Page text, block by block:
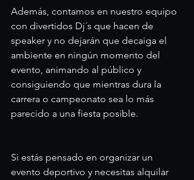
Además, contamos en nuestro equipo
con divertidos Dj´s que hacen de
speaker y no dejarán que decaiga el
ambiente en ningún momento del
evento, animando al público y
consiguiendo que mientras dura la
carrera o campeonato sea lo más
parecido a una fiesta posible.
Si estás pensado en organizar un
evento deportivo y necesitas alquilar